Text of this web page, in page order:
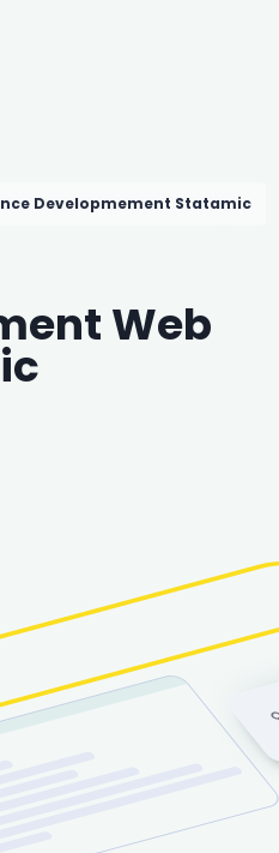
Developmement Statamic
Web